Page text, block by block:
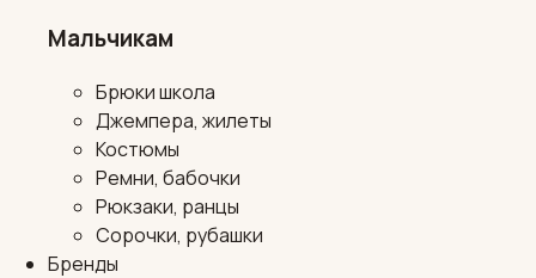
Мальчикам
Брюки школа
Джемпера, жилеты
Костюмы
Ремни, бабочки
Рюкзаки, ранцы
Сорочки, рубашки
Бренды